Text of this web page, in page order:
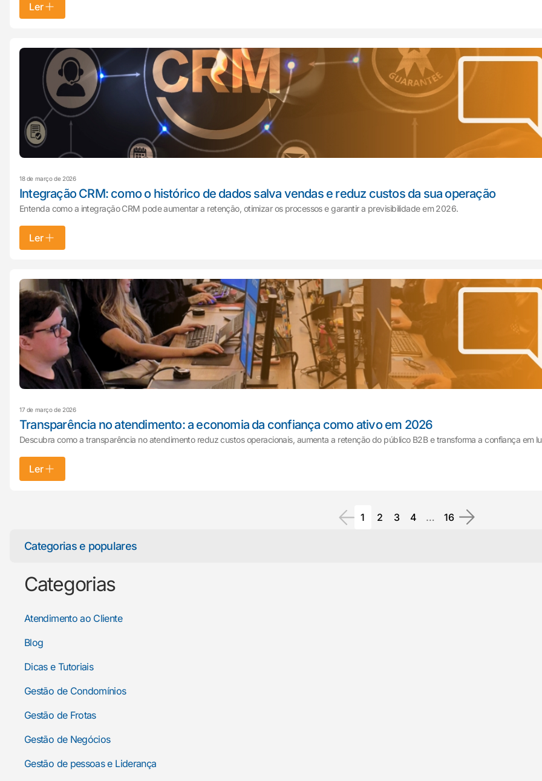
Ler
18 de março de 2026
Integração CRM: como o histórico de dados salva vendas e reduz custos da sua operação
Entenda como a integração CRM pode aumentar a retenção, otimizar os processos e garantir a previsibilidade em 2026.
Ler
17 de março de 2026
Transparência no atendimento: a economia da confiança como ativo em 2026
Descubra como a transparência no atendimento reduz custos operacionais, aumenta a retenção do público B2B e transforma a confiança em
Ler
1 2 3 4 … 16
Categorias e populares
Categorias
Atendimento ao Cliente
Blog
Dicas e Tutoriais
Gestão de Condomínios
Gestão de Frotas
Gestão de Negócios
Gestão de pessoas e Liderança